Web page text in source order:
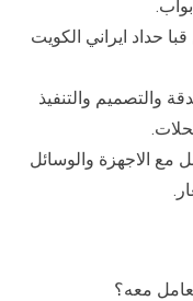
حداد ايراني الكويت
والتصميم والتنفيذ
مع الاجهزة والوسائل
معه؟